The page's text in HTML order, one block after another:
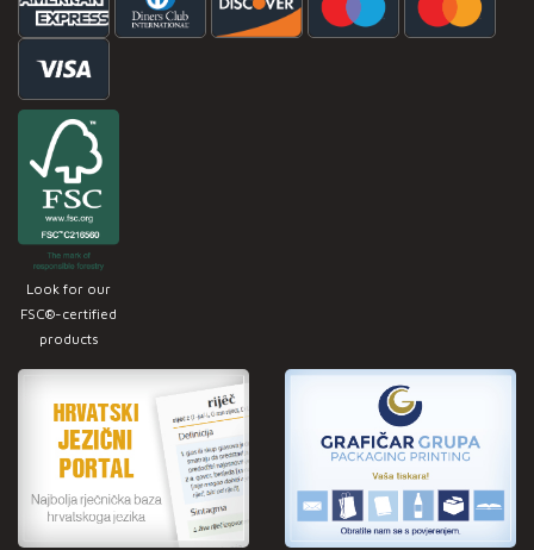
Look for our
FSC®-certified
products